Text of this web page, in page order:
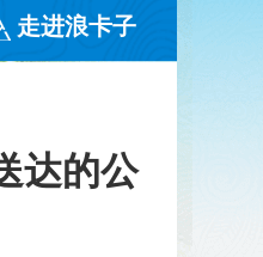
走进浪卡子
达的公